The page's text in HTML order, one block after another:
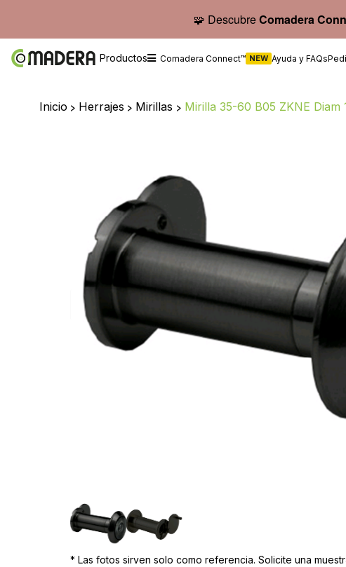
🧩 DescubreComadera
Productos Comadera Connect™ NEW Ayuda y FAQs
Inicio > Herrajes > Mirillas > Mirilla 35-60 B05 ZKNE Diam
* Las fotos sirven solo como referencia. Solicite una